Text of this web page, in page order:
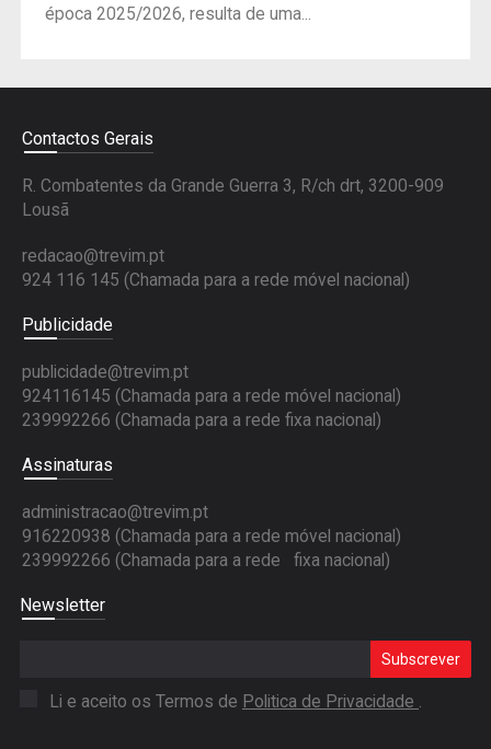
época 2025/2026, resulta de uma...
Contactos Gerais
R. Combatentes da Grande Guerra 3, R/ch drt, 3200-909
Lousã
redacao@trevim.pt
924 116 145 (Chamada para a rede móvel nacional)
Publicidade
publicidade@trevim.pt
924116145 (Chamada para a rede móvel nacional)
239992266 (Chamada para a rede fixa nacional)
Assinaturas
administracao@trevim.pt
916220938 (Chamada para a rede móvel nacional)
239992266 (Chamada para a rede fixa nacional)
Newsletter
Subscrever
Li e aceito os Termos de Politica de Privacidade .